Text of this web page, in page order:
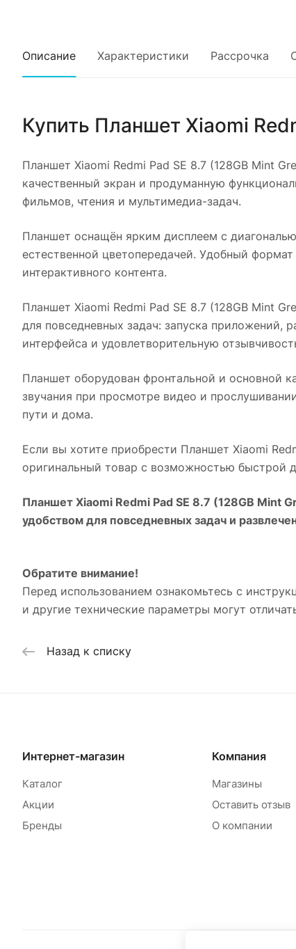
Описание Характеристики Рассрочка
Купить Планшет Xiaomi
Планшет Xiaomi Redmi Pad SE 8.7 (128GB Mint
качественный экран и продуманную
фильмов, чтения и мультимедиа-задач.
Планшет оснащён ярким дисплеем с
естественной цветопередачей. Удобный
интерактивного контента.
Планшет Xiaomi Redmi Pad SE 8.7 (128GB Mint
для повседневных задач: запуска приложений,
интерфейса и удовлетворительную
Планшет оборудован фронтальной и основной
звучания при просмотре видео и
пути и дома.
Если вы хотите приобрести Планшет Xiaomi
оригинальный товар с возможностью быстрой
Планшет Xiaomi Redmi Pad SE 8.7 (128GB Mint
удобством для повседневных задач и
Обратите внимание!
Перед использованием ознакомьтесь с
и другие технические параметры могут
Назад к списку
Интернет-магазин
Каталог
Акции
Бренды
Компания
Магазины
Оставить отзыв
О компании